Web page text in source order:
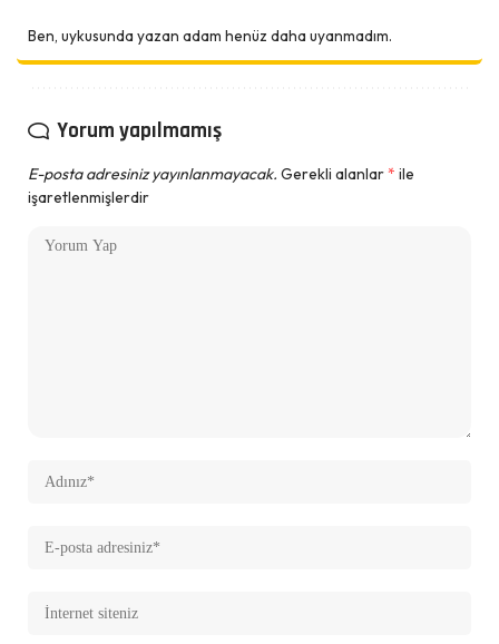
Ben, uykusunda yazan adam henüz daha uyanmadım.
Yorum yapılmamış
E-posta adresiniz yayınlanmayacak. Gerekli alanlar* ile
işaretlenmişlerdir